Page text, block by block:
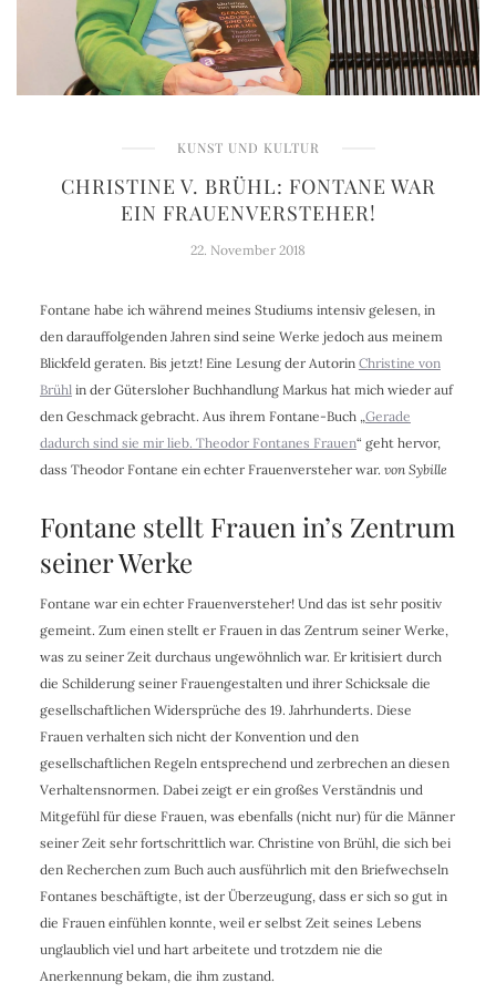
KUNST UND KULTUR
CHRISTINE V. BRÜHL: FONTANE WAR
EIN FRAUENVERSTEHER!
22. November 2018
Fontane habe ich während meines Studiums intensiv gelesen, in
den darauffolgenden Jahren sind seine Werke jedoch aus meinem
Blickfeld geraten. Bis jetzt! Eine Lesung der Autorin Christine von
Brühlin der Gütersloher Buchhandlung Markus hat mich wieder auf
den Geschmack gebracht. Aus ihrem Fontane-Buch „Gerade
dadurch sind sie mir lieb. Theodor Fontanes Frauen“ geht hervor,
dass Theodor Fontane ein echter Frauenversteher war. von Sybille
Fontane stellt Frauen in’s Zentrum
seiner Werke
Fontane war ein echter Frauenversteher! Und das ist sehr positiv
gemeint. Zum einen stellt er Frauen in das Zentrum seiner Werke,
was zu seiner Zeit durchaus ungewöhnlich war. Er kritisiert durch
die Schilderung seiner Frauengestalten und ihrer Schicksale die
gesellschaftlichen Widersprüche des 19. Jahrhunderts. Diese
Frauen verhalten sich nicht der Konvention und den
gesellschaftlichen Regeln entsprechend und zerbrechen an diesen
Verhaltensnormen. Dabei zeigt er ein großes Verständnis und
Mitgefühl für diese Frauen, was ebenfalls (nicht nur) für die Männer
seiner Zeit sehr fortschrittlich war. Christine von Brühl, die sich bei
den Recherchen zum Buch auch ausführlich mit den Briefwechseln
Fontanes beschäftigte, ist der Überzeugung, dass er sich so gut in
die Frauen einfühlen konnte, weil er selbst Zeit seines Lebens
unglaublich viel und hart arbeitete und trotzdem nie die
Anerkennung bekam, die ihm zustand.